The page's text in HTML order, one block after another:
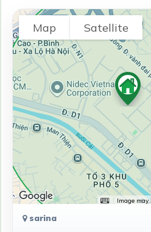
Map Satellite
Image
sarina